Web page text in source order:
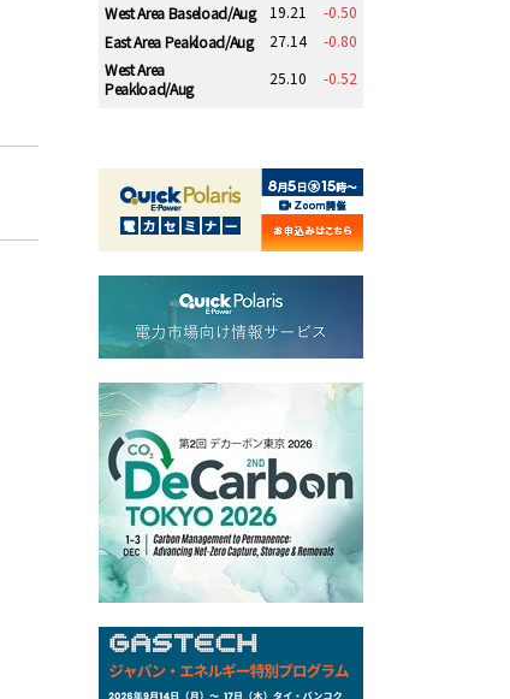
West Area Baseload/Aug
19.21
-0.50
East Area Peakload/Aug
27.14
-0.80
West Area
Peakload/Aug
25.10 -0.52